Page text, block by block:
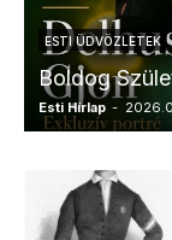
ESTI ÜDVÖZLETEK
Boldog
Esti Hírlap -